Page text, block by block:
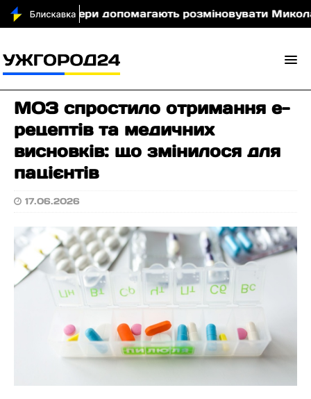
сапери допомагають розміновувати
МОЗ спростило отримання е-
рецептів та медичних
висновків: що змінилося для
пацієнтів
17.06.2026